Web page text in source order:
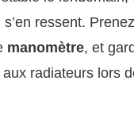
ressent.
manomètre, et
radiateurs lors